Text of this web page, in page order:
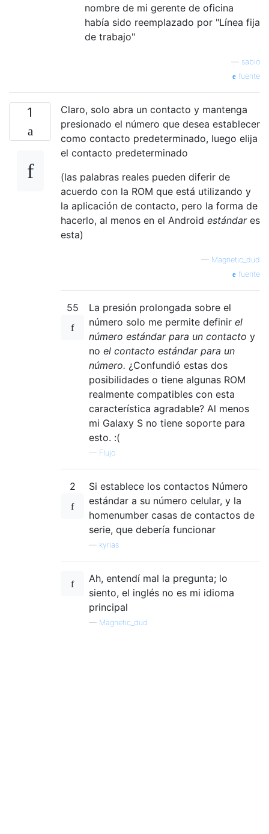
nombre de mi gerente de oficina
había sido reemplazado por "Línea fija
de trabajo"
sabio
fuente
1
Claro, solo abra un contacto y mantenga
presionado el número que desea establecer
como contacto predeterminado, luego elija
el contacto predeterminado
(las palabras reales pueden diferir de
acuerdo con la ROM que está utilizando y
la aplicación de contacto, pero la forma de
hacerlo, al menos en el Android estándares
esta)
— Magnetic_dud
fuente
55
La presión prolongada sobre el
número solo me permite definir el
número estándar para un contacto y
no el contacto estándar para un
número. ¿Confundió estas dos
posibilidades o tiene algunas ROM
realmente compatibles con esta
característica agradable? Al menos
mi Galaxy S no tiene soporte para
esto. :(
— Flujo
2
Si establece los contactos Número
estándar a su número celular, y la
homenumber casas de contactos de
serie, que debería funcionar
kyrias
Ah, entendí mal la pregunta; lo
siento, el inglés no es mi idioma
principal
— Magnetic_dud